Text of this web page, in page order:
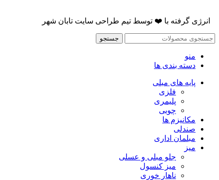
انرژی گرفته با ❤️ توسط تیم طراحی سایت تابان شهر
جستجو
منو
دسته بندی ها
پایه های مبلی
فلزی
پلیمری
چوبی
مکانیزم ها
صندلی
مبلمان اداری
میز
جلو مبلی و عسلی
میز کنسول
ناهار خوری